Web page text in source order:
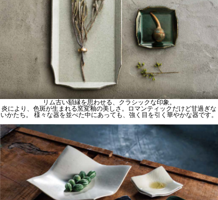
リム古い額縁を思わせる、クラシックな印象。
炎により、色斑が生まれる窯変釉の美しさ。ロマンティックだけど甘過ぎな
いかたち。 様々な器を並べた中にあっても、強く目を引く華やかな器です。